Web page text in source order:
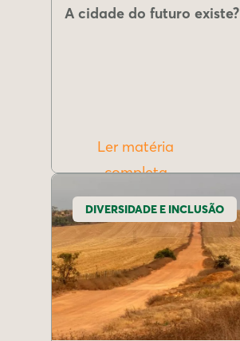
A cidade do futuro existe?
Ler matéria
completa
DIVERSIDADE E INCLUSÃO